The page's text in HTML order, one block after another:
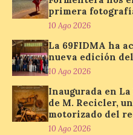
enero de
‘Eduardo
con las
esenciales del arte
Hierro, vacío y
marcan esta exposición […]
Protección Civil
fase de
primera
10 Ago 2026
La 69FIDMA ha
nueva edición
10 Ago 2026
Inaugurada en
de M. Recicler,
motorizado del
10 Ago 2026